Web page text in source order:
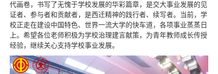
代画卷，书写了无愧于学校发展的华彩篇章，是交大事业发展的见
证者、参与者和贡献者，是西迁精神的践行者、续写者。当前，学
校正走在建设中国特色、世界一流大学的快车道，各项事业蒸蒸日
上。希望各位老师积极为学校治理建言献策，为青年教师成长传授
经验，继续关心支持学校事业发展。